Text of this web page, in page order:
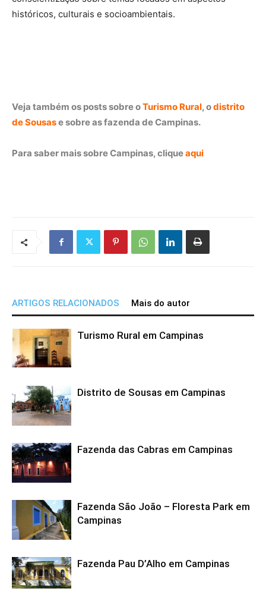
históricos, culturais e socioambientais.
Veja também os posts sobre oTurismo Rural, odistrito
de Sousase sobre as fazenda de Campinas.
Para saber mais sobre Campinas, cliqueaqui
ARTIGOS RELACIONADOS Mais do autor
Turismo Rural em Campinas
Distrito de Sousas em Campinas
Fazenda das Cabras em Campinas
Fazenda São João – Floresta Park em
Campinas
Fazenda Pau D’Alho em Campinas